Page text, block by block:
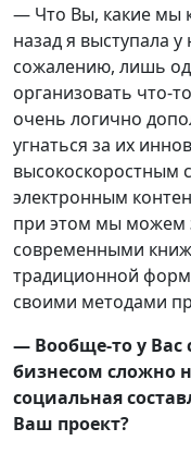
— Что Вы, какие мы
назад я выступала
сожалению, лишь
организовать что-
очень логично
угнаться за их
высокоскоростным
электронным
при этом мы можем
современными
традиционной
своими методами
— Вообще-то у Вас
бизнесом сложно
социальная
Ваш проект?